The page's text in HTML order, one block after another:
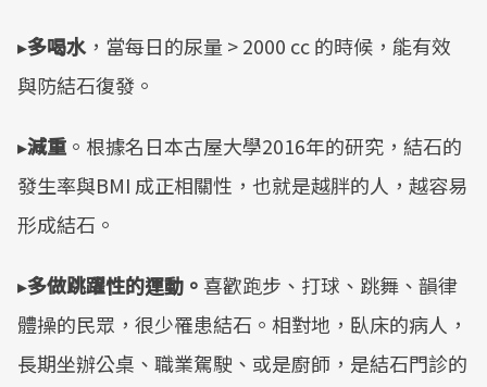
▸多喝水，當每日的尿量 > 2000 cc 的時候，能有效
與防結石復發。
▸減重 。根據名日本古屋大學2016年的研究，結石的
發生率與BMI 成正相關性，也就是越胖的人，越容易
形成結石。
▸多做跳躍性的運動。 喜歡跑步、打球、跳舞、韻律
體操的民眾，很少罹患結石。相對地，臥床的病人，
長期坐辦公桌、職業駕駛、或是廚師，是結石門診的